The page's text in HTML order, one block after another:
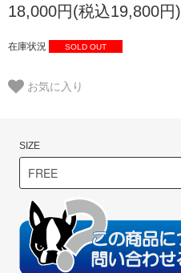
18,000円(税込19,800円)
在庫状況 SOLD OUT
お気に入り
SIZE